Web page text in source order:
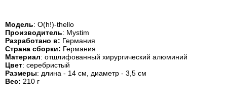
Модель: O(h!)-thello
Производитель: Mystim
Разработано в: Германия
Страна сборки: Германия
Материал: отшлифованный хирургический алюминий
Цвет: серебристый
Размеры: длина - 14 см, диаметр - 3,5 см
Вес: 210 г